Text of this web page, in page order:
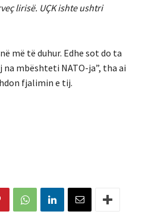
lirisë. UÇK ishte ushtri
më të duhur. Edhe sot do ta
mbështeti NATO-ja”, tha ai
fjalimin e tij.